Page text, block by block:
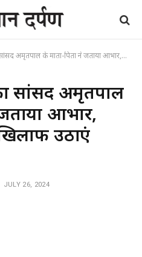
के माता-पिता ने जताया आभार, कहा- अन्याय के खिलाफ उठाएं आवाज
सांसद अमृतपाल
आभार,
उठाएं
JULY 26, 2024